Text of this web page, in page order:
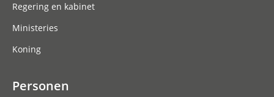
Regering en kabinet
Ministeries
Koning
Personen